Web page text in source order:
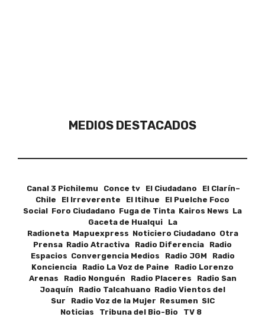
MEDIOS DESTACADOS
Canal 3 Pichilemu Conce tv El Ciudadano El Clarín–
Chile El Irreverente El Itihue El Puelche Foco
Social Foro Ciudadano Fuga de Tinta Kairos News La
Gaceta de Hualqui La
Radioneta Mapuexpress Noticiero Ciudadano Otra
Prensa Radio Atractiva Radio Diferencia Radio
Espacios Convergencia Medios Radio JGM Radio
Konciencia Radio La Voz de Paine Radio Lorenzo
Arenas Radio Nonguén Radio Placeres Radio San
Joaquín Radio Talcahuano Radio Vientos del
Sur Radio Voz de la Mujer Resumen SIC
Noticias Tribuna del Bio-Bio TV 8